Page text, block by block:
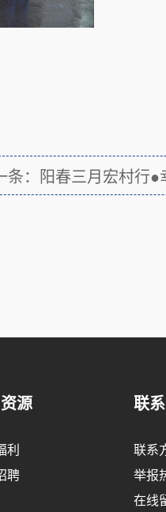
条：阳春三月宏村行
源
利
聘
联
联系
举报
在线